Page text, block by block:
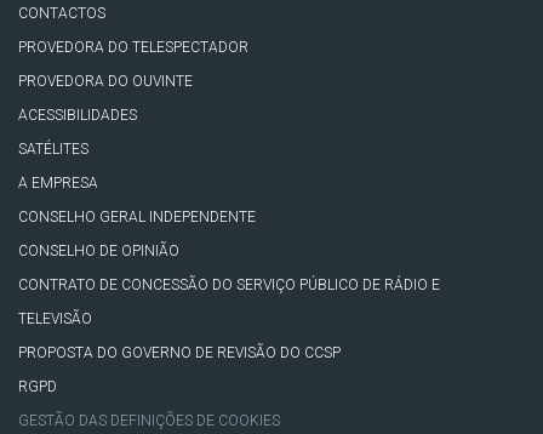
CONTACTOS
PROVEDORA DO TELESPECTADOR
PROVEDORA DO OUVINTE
ACESSIBILIDADES
SATÉLITES
A EMPRESA
CONSELHO GERAL INDEPENDENTE
CONSELHO DE OPINIÃO
CONTRATO DE CONCESSÃO DO SERVIÇO PÚBLICO DE RÁDIO E
TELEVISÃO
PROPOSTA DO GOVERNO DE REVISÃO DO CCSP
RGPD
GESTÃO DAS DEFINIÇÕES DE COOKIES